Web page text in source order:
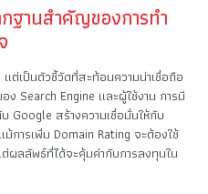
ฐานสำคัญของการทำ
แต่เป็นตัวชี้วัดที่สะท้อนความน่าเชื่อถือ
ง Search Engine และผู้ใช้งาน การมี
Google สร้างความเชื่อมั่นให้กับ
การเพิ่ม Domain Rating จะต้องใช้
ผลลัพธ์ที่ได้จะคุ้มค่ากับการลงทุนใน